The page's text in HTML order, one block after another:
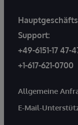
Support:
+49-6151-17 47-
+1-617-621-0700
Allgemeine
E-Mail-